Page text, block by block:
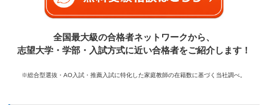
全国最大級の合格者ネットワークから、
志望大学・学部・入試方式に近い合格者をご紹介します！
※総合型選抜・AO入試・推薦入試に特化した家庭教師の在籍数に基づく当社調べ。